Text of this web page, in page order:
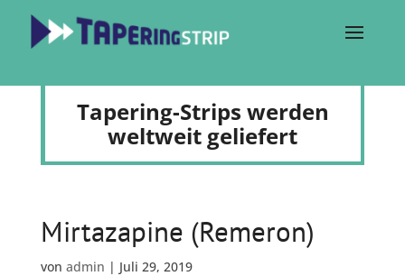
Tapering-Strips werden
weltweit geliefert
Mirtazapine (Remeron)
von admin | Juli 29, 2019